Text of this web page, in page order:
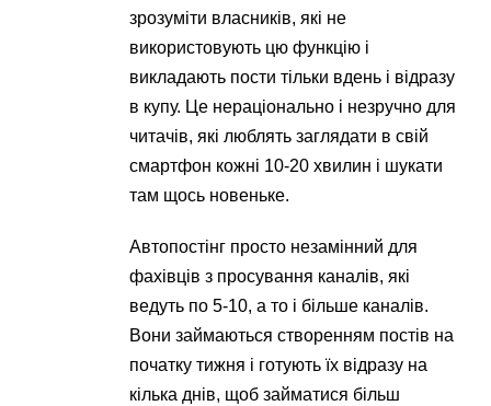
зрозуміти власників, які не
використовують цю функцію і
викладають пости тільки вдень і відразу
в купу. Це нераціонально і незручно для
читачів, які люблять заглядати в свій
смартфон кожні 10-20 хвилин і шукати
там щось новеньке.
Автопостінг просто незамінний для
фахівців з просування каналів, які
ведуть по 5-10, а то і більше каналів.
Вони займаються створенням постів на
початку тижня і готують їх відразу на
кілька днів, щоб займатися більш